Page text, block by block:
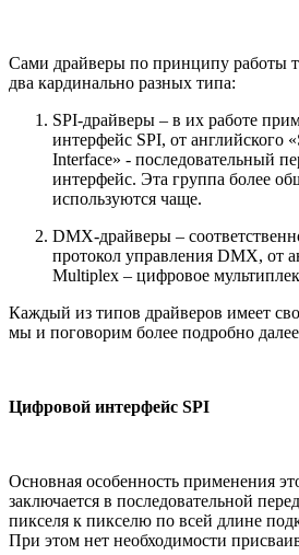
Сами драйверы по принципу работы
два кардинально разных типа:
SPI-драйверы – в их работе
интерфейс SPI, от английского
Interface» - последовательный
интерфейс. Эта группа более
используются чаще.
DMX-драйверы –
протокол управления DMX, от
Multiplex – цифровое
Каждый из типов драйверов имеет
мы и поговорим более подробно
Цифровой интерфейс SPI
Основная особенность применения
заключается в последовательной
пикселя к пикселю по всей длине
При этом нет необходимости